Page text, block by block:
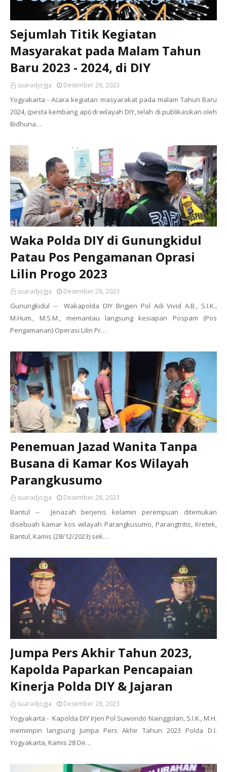
Sejumlah Titik Kegiatan
Masyarakat pada Malam Tahun
Baru 2023 - 2024, di DIY
suaradjogja Desember 29, 2023
Yogyakarta - Acara kegiatan masyarakat pada malam Tahun Baru
2024, (pesta kembang api) di wilayah DIY, telah di publikasikan oleh
Bidhuna…
Waka Polda DIY di Gunungkidul
Patau Pos Pengamanan Oprasi
Lilin Progo 2023
suaradjogja Desember 28, 2023
Gunungkidul -- Wakapolda DIY Brigjen Pol Adi Vivid A.B., S.I.K.,
M.Hum., M.S.M., memantau langsung kesiapan Pospam (Pos
Pengamanan) Operasi Lilin Pr…
Penemuan Jazad Wanita Tanpa
Busana di Kamar Kos Wilayah
Parangkusumo
suaradjogja Desember 28, 2023
Bantul -- Jenazah berjenis kelamin perempuan ditemukan
disebuah kamar kos wilayah Parangkusumo, Parangtritis, Kretek,
Bantul, Kamis (28/12/2023) sek…
Jumpa Pers Akhir Tahun 2023,
Kapolda Paparkan Pencapaian
Kinerja Polda DIY & Jajaran
suaradjogja Desember 28, 2023
Yogyakarta - Kapolda DIY Irjen Pol Suwondo Nainggolan, S.I.K., M.H.
memimpin langsung Jumpa Pers Akhir Tahun 2023 Polda D.I.
Yogyakarta, Kamis 28 De…